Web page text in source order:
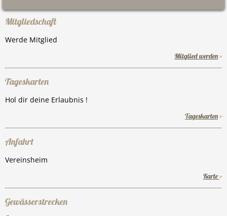
Mitgliedschaft
Werde Mitglied
Mitglied werden>
Tageskarten
Hol dir deine Erlaubnis !
Tageskarten>
Anfahrt
Vereinsheim
Karte>
Gewässerstrecken